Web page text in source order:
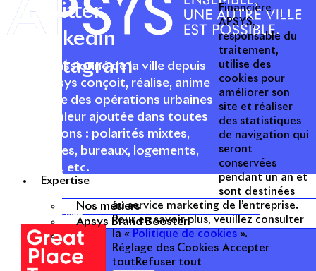
Expertise
Nos métiers
Apsys Brand Booster
Acteur passionné de la ville depuis
1996, Apsys conçoit, réalise, anime
et valorise des opérations urbaines
à forte valeur ajoutée dans toutes
les fonctions : polarités mixtes,
commerces, bureaux, logements,
hôtellerie, etc.
Une entreprise
certifiée
Twitter
Linkedin
Instagram
Financière
APSYS,
responsable du
traitement,
utilise des
cookies pour
améliorer son
site et réaliser
des statistiques
de navigation qui
seront
conservées
pendant un an et
sont destinées
au service marketing de l’entreprise.
Pour en savoir plus, veuillez consulter
la « Politique de cookies ».
Réglage des Cookies Accepter
tout Refuser tout